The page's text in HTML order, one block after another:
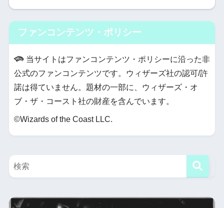
ファンコンテンツ・ポリシー
当サイトはファンコンテンツ・ポリシーに沿った非
公式のファンコンテンツです。ウィザーズ社の認可/許
諾は得ていません。題材の一部に、ウィザーズ・オ
ブ・ザ・コースト社の財産を含んでいます。
©Wizards of the Coast LLC.